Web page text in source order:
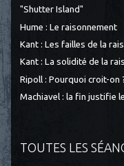
"Shutter Island"
Hume : Le raisonnement
Kant : Les failles de la
Kant : La solidité de la
Ripoll : Pourquoi croit-on
Machiavel : la fin justifie
TOUTES LES